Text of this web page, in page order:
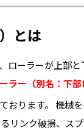
とは
ローラーが上部
ラー（別名：下部
おります。 機械
リンク破損、ス